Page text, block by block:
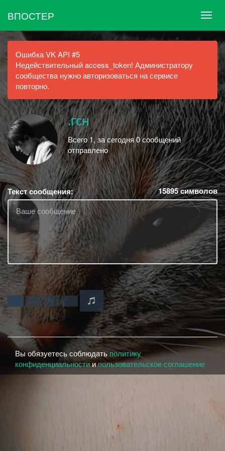
ВПОСТЕР
Ошибка VK API #5
Недействительный access_token! Администратору
сообщества нужно авторизоваться на сервисе
повторно.
.гсн
Всего 1, за сегодня 0 сообщений
отправлено
Текст сообщения: 15895символов
Вы обязуетесь соблюдать политику
конфиденциальностиипользовательское соглашение